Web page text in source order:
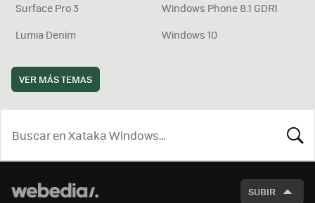
Surface Pro 3
Windows Phone 8.1 GDR1
Lumia Denim
Windows 10
VER MÁS TEMAS
SUBIR